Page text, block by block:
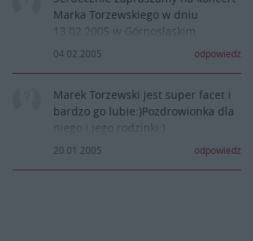
Marka Torzewskiego w dniu
13.02.2005 w Górnosląskim
Centrum Kultury w Katowicach o
241 34 34. Zapraszamy bardzo
serdecznie.
04.02.2005 odpowiedz
Marek Torzewski jest super facet i
bardzo go lubie:)Pozdrowionka dla
niego i jego rodzinki:)
20.01.2005 odpowiedz